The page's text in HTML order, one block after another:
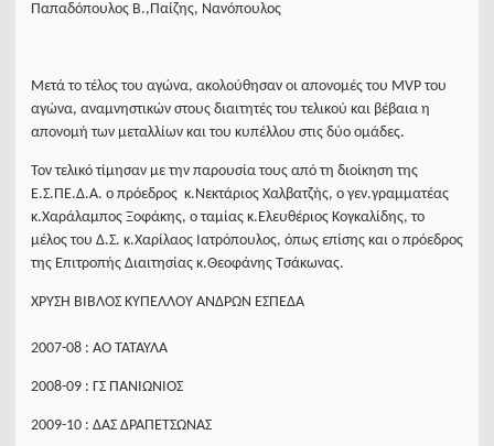
Παπαδόπουλος Β.,Παίζης, Νανόπουλος
Μετά το τέλος του αγώνα, ακολούθησαν οι απονομές του MVP του
αγώνα, αναμνηστικών στους διαιτητές του τελικού και βέβαια η
απονομή των μεταλλίων και του κυπέλλου στις δύο ομάδες.
Τον τελικό τίμησαν με την παρουσία τους από τη διοίκηση της
Ε.Σ.ΠΕ.Δ.Α. ο πρόεδρος κ.Νεκτάριος Χαλβατζής, ο γεν.γραμματέας
κ.Χαράλαμπος Ξοφάκης, ο ταμίας κ.Ελευθέριος Κογκαλίδης, το
μέλος του Δ.Σ. κ.Χαρίλαος Ιατρόπουλος, όπως επίσης και ο πρόεδρος
της Επιτροπής Διαιτησίας κ.Θεοφάνης Τσάκωνας.
ΧΡΥΣΗ ΒΙΒΛΟΣ ΚΥΠΕΛΛΟΥ ΑΝΔΡΩΝ ΕΣΠΕΔΑ
2007-08 : ΑΟ ΤΑΤΑΥΛΑ
2008-09 : ΓΣ ΠΑΝΙΩΝΙΟΣ
2009-10 : ΔΑΣ ΔΡΑΠΕΤΣΩΝΑΣ